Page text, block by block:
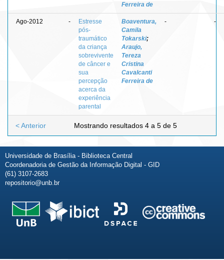
Ferreira de
Ago-2012 -
Estresse
pós-
traumático
da criança
sobrevivente
de câncer e
sua
percepção
acerca da
experiência
parental
Boaventura,
Camila
Tokarski;
Araujo,
Tereza
Cristina
Cavalcanti
Ferreira de
- -
Mostrando resultados 4 a 5 de 5
< Anterior
Universidade de Brasília - Biblioteca Central
Coordenadoria de Gestão da Informação Digital - GID
(61) 3107-2683
repositorio@unb.br